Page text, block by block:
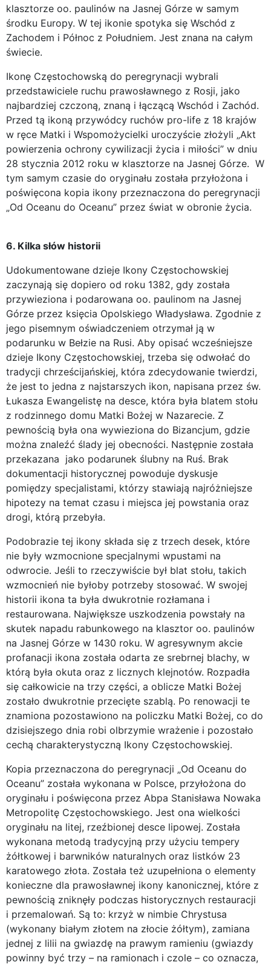
klasztorze oo. paulinów na Jasnej Górze w samym
środku Europy. W tej ikonie spotyka się Wschód z
Zachodem i Północ z Południem. Jest znana na całym
świecie.
Ikonę Częstochowską do peregrynacji wybrali
przedstawiciele ruchu prawosławnego z Rosji, jako
najbardziej czczoną, znaną i łączącą Wschód i Zachód.
Przed tą ikoną przywódcy ruchów pro-life z 18 krajów
w ręce Matki i Wspomożycielki uroczyście złożyli „Akt
powierzenia ochrony cywilizacji życia i miłości” w dniu
28 stycznia 2012 roku w klasztorze na Jasnej Górze. W
tym samym czasie do oryginału została przyłożona i
poświęcona kopia ikony przeznaczona do peregrynacji
„Od Oceanu do Oceanu” przez świat w obronie życia.
6. Kilka słów historii
Udokumentowane dzieje Ikony Częstochowskiej
zaczynają się dopiero od roku 1382, gdy została
przywieziona i podarowana oo. paulinom na Jasnej
Górze przez księcia Opolskiego Władysława. Zgodnie z
jego pisemnym oświadczeniem otrzymał ją w
podarunku w Bełzie na Rusi. Aby opisać wcześniejsze
dzieje Ikony Częstochowskiej, trzeba się odwołać do
tradycji chrześcijańskiej, która zdecydowanie twierdzi,
że jest to jedna z najstarszych ikon, napisana przez św.
Łukasza Ewangelistę na desce, która była blatem stołu
z rodzinnego domu Matki Bożej w Nazarecie. Z
pewnością była ona wywieziona do Bizancjum, gdzie
można znaleźć ślady jej obecności. Następnie została
przekazana jako podarunek ślubny na Ruś. Brak
dokumentacji historycznej powoduje dyskusje
pomiędzy specjalistami, którzy stawiają najróżniejsze
hipotezy na temat czasu i miejsca jej powstania oraz
drogi, którą przebyła.
Podobrazie tej ikony składa się z trzech desek, które
nie były wzmocnione specjalnymi wpustami na
odwrocie. Jeśli to rzeczywiście był blat stołu, takich
wzmocnień nie byłoby potrzeby stosować. W swojej
historii ikona ta była dwukrotnie rozłamana i
restaurowana. Największe uszkodzenia powstały na
skutek napadu rabunkowego na klasztor oo. paulinów
na Jasnej Górze w 1430 roku. W agresywnym akcie
profanacji ikona została odarta ze srebrnej blachy, w
którą była okuta oraz z licznych klejnotów. Rozpadła
się całkowicie na trzy części, a oblicze Matki Bożej
zostało dwukrotnie przecięte szablą. Po renowacji te
znamiona pozostawiono na policzku Matki Bożej, co do
dzisiejszego dnia robi olbrzymie wrażenie i pozostało
cechą charakterystyczną Ikony Częstochowskiej.
Kopia przeznaczona do peregrynacji „Od Oceanu do
Oceanu” została wykonana w Polsce, przyłożona do
oryginału i poświęcona przez Abpa Stanisława Nowaka
Metropolitę Częstochowskiego. Jest ona wielkości
oryginału na litej, rzeźbionej desce lipowej. Została
wykonana metodą tradycyjną przy użyciu tempery
żółtkowej i barwników naturalnych oraz listków 23
karatowego złota. Została też uzupełniona o elementy
konieczne dla prawosławnej ikony kanonicznej, które z
pewnością zniknęły podczas historycznych restauracji
i przemalowań. Są to: krzyż w nimbie Chrystusa
(wykonany białym złotem na złocie żółtym), zamiana
jednej z lilii na gwiazdę na prawym ramieniu (gwiazdy
powinny być trzy – na ramionach i czole – co oznacza,